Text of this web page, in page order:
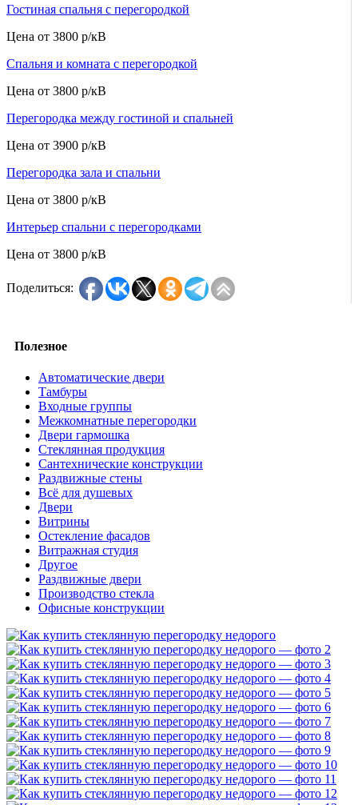
Гостиная спальня с перегородкой
Цена от 3800 р/кВ
Спальня и комната с перегородкой
Цена от 3800 р/кВ
Перегородка между гостиной и спальней
Цена от 3900 р/кВ
Перегородка зала и спальни
Цена от 3800 р/кВ
Интерьер спальни с перегородками
Цена от 3800 р/кВ
Поделиться:
Полезное
Автоматические двери
Тамбуры
Входные группы
Межкомнатные перегородки
Двери гармошка
Стеклянная продукция
Сантехнические конструкции
Раздвижные стены
Всё для душевых
Двери
Витрины
Остекление фасадов
Витражная студия
Другое
Раздвижные двери
Производство стекла
Офисные конструкции